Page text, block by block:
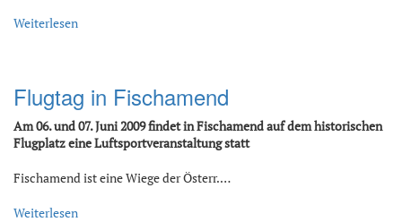
Weiterlesen
Flugtag in Fischamend
Am 06. und 07. Juni 2009 findet in Fischamend auf dem historischen
Flugplatz eine Luftsportveranstaltung statt
Fischamend ist eine Wiege der Österr.…
Weiterlesen